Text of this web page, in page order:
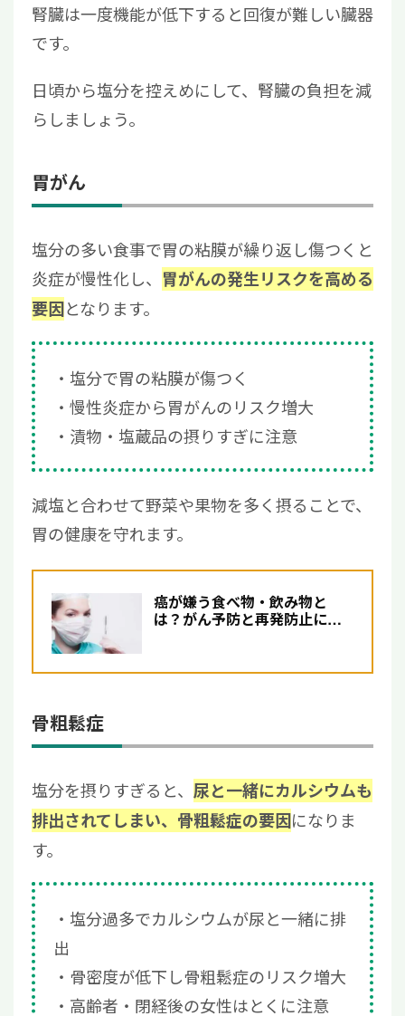
腎臓は一度機能が低下すると回復が難しい臓器
です。
日頃から塩分を控えめにして、腎臓の負担を減
らしましょう。
胃がん
塩分の多い食事で胃の粘膜が繰り返し傷つくと
炎症が慢性化し、 胃がんの発生リスクを高める
要因となります。
塩分で胃の粘膜が傷つく
慢性炎症から胃がんのリスク増大
漬物・塩蔵品の摂りすぎに注意
減塩と合わせて野菜や果物を多く摂ることで、
胃の健康を守れます。
癌が嫌う食べ物・飲み物と
は？がん予防と再発防止に効
骨粗鬆症
塩分を摂りすぎると、 尿と一緒にカルシウムも
排出されてしまい、骨粗鬆症の要因になりま
す。
塩分過多でカルシウムが尿と一緒に排
出
骨密度が低下し骨粗鬆症のリスク増大
高齢者・閉経後の女性はとくに注意